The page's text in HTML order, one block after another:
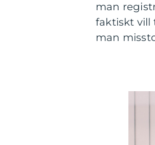
man
faktiskt vill
man